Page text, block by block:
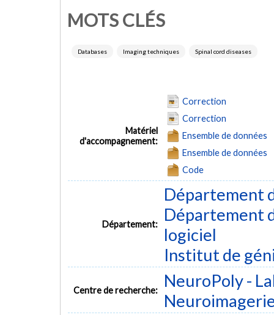
Conditions d'utilisation:
Télécharger (679kB)
Libre accès au plein texte de ce document
Erratum
MOTS CLÉS
Databases Imaging techniques Spinal cord diseases
Matériel
d'accompagnement:
Correction
Correction
Ensemble de données
Ensemble de données
Code
Département:
Département
Département
logiciel
Institut de
Centre de recherche:
NeuroPoly -